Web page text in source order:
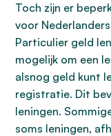
Toch zijn er
voor
Particulier geld
mogelijk om een
alsnog geld kunt
registratie. Dit
leningen.
soms leningen,